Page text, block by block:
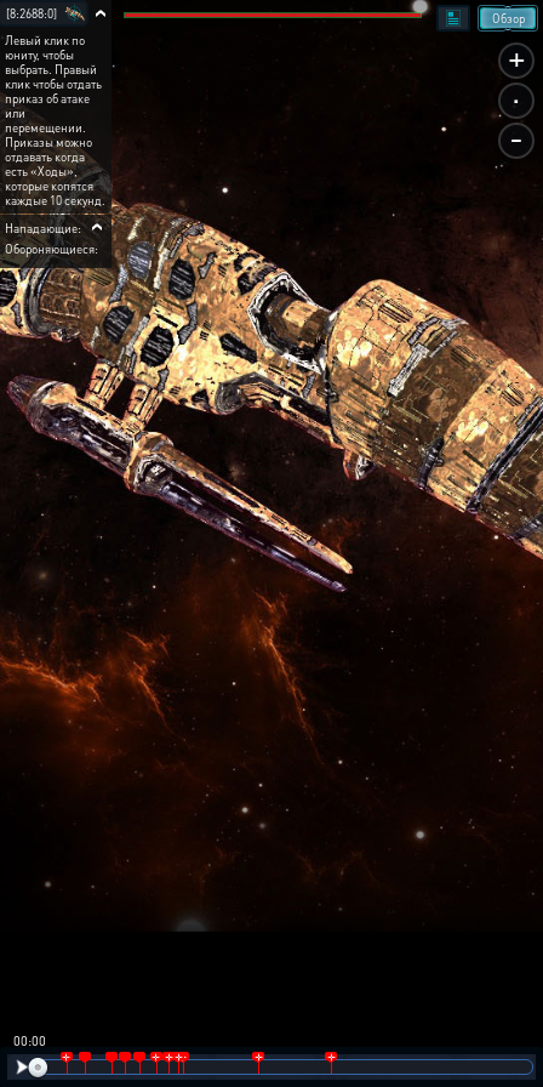
+
.
-
Обзор
[8:2688:0]
Левый клик по
юниту, чтобы
выбрать. Правый
клик чтобы отдать
приказ об атаке
или
перемещении.
Приказы можно
отдавать когда
есть «Ходы»,
которые копятся
каждые 10 секунд.
Нападающие:
Обороняющиеся:
00:00